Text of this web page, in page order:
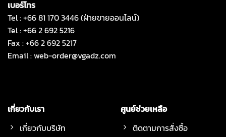
เบอร์โทร
Tel : +66 81 170 3446 (ฝ่ายขายออนไลน์)
Tel : +66 2 692 5216
Fax : +66 2 692 5217
Email :web-order@vgadz.com
เกี่ยวกับเรา
เกี่ยวกับบริษัท
ศูนย์ช่วยเหลือ
ติดตามการสั่งซื้อ